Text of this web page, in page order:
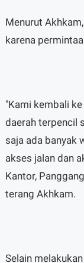
Menurut
karena
"Kami kembali
daerah terpencil
saja ada banyak
akses jalan dan
Kantor,
terang Akhkam.
Selain